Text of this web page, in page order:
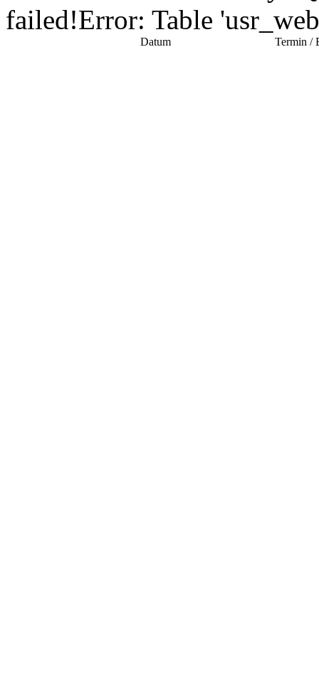
failed!Error: Table
Datum Termin /